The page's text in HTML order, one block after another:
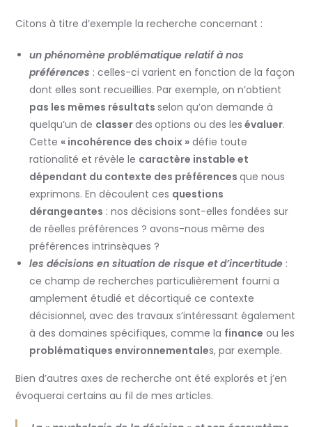
Citons à titre d’exemple la recherche concernant :
un phénomène problématique relatif à nos
préférences : celles-ci varient en fonction de la façon
dont elles sont recueillies. Par exemple, on n’obtient
pas les mêmes résultatsselon qu’on demande à
quelqu’un de classerdes options ou des les évaluer.
Cette« incohérence des choix » défie toute
rationalité et révèle le caractère instable et
dépendant du contexte des préférencesque nous
exprimons. En découlent ces questions
dérangeantes : nos décisions sont-elles fondées sur
de réelles préférences ? avons-nous même des
préférences intrinsèques ?
les décisions en situation de risque et d’incertitude :
ce champ de recherches particulièrement fourni a
amplement étudié et décortiqué ce contexte
décisionnel, avec des travaux s’intéressant également
à des domaines spécifiques, comme la finance ou les
problématiques environnementales, par exemple.
Bien d’autres axes de recherche ont été explorés et j’en
évoquerai certains au fil de mes articles.